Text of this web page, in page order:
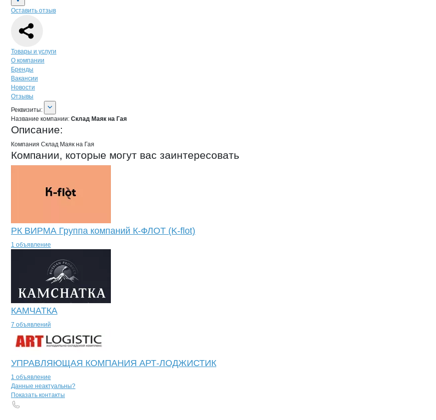
Оставить отзыв
Навигация по странице
Товары и услуги
О компании
Бренды
Вакансии
Новости
Отзывы
О компании
Реквизиты
Реквизиты:
Название компании: Склад Маяк на Гая
Описание:
Компания Склад Маяк на Гая
Компании, которые могут вас заинтересовать
РК ВИРМА Группа компаний К-ФЛОТ (K-flot)
1 объявление
КАМЧАТКА
7 объявлений
УПРАВЛЯЮЩАЯ КОМПАНИЯ АРТ-ЛОДЖИСТИК
1 объявление
Контактыкомпании
+7(800)000-00-..
Данные неактуальны?
Показать контакты